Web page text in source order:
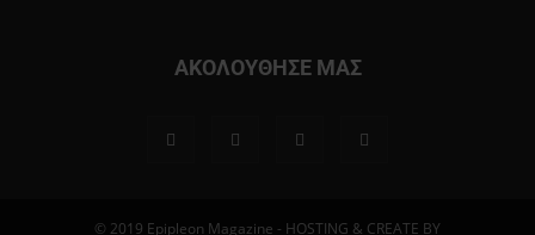
ΑΚΟΛΟΥΘΗΣΕ ΜΑΣ
© 2019 Epipleon Magazine - HOSTING & CREATE BY